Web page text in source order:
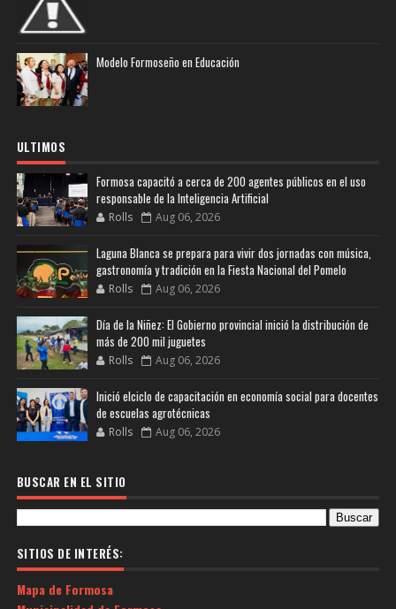
Modelo Formoseño en Educación
ULTIMOS
Formosa capacitó a cerca de 200 agentes públicos en el uso
responsable de la Inteligencia Artificial
Rolls Aug 06, 2026
Laguna Blanca se prepara para vivir dos jornadas con música,
gastronomía y tradición en la Fiesta Nacional del Pomelo
Rolls Aug 06, 2026
Día de la Niñez: El Gobierno provincial inició la distribución de
más de 200 mil juguetes
Rolls Aug 06, 2026
Inició elciclo de capacitación en economía social para docentes
de escuelas agrotécnicas
Rolls Aug 06, 2026
BUSCAR EN EL SITIO
SITIOS DE INTERÉS:
Mapa de Formosa